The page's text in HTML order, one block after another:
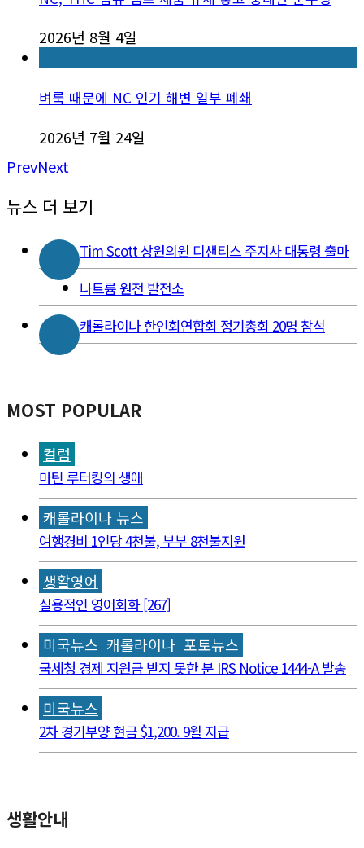
2026년 8월 4일
벼룩 때문에 NC 인기 해변 일부 폐쇄
2026년 7월 24일
PrevNext
뉴스 더 보기
Tim Scott 상원의원 디샌티스 주지사 대통령 출마
나트륨 원전 발전소
캐롤라이나 한인회연합회 정기총회 20명 참석
MOST POPULAR
컬럼
마틴 루터킹의 생애
캐롤라이나 뉴스
여행경비 1인당 4천불, 부부 8천불지원
생활영어
실용적인 영어회화 [267]
미국뉴스 캐롤라이나 포토뉴스
국세청 경제 지원금 받지 못한 분 IRS Notice 1444-A 발송
미국뉴스
2차 경기부양 현금 $1,200. 9월 지급
생활안내